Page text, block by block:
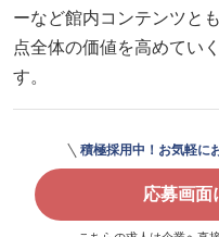
ーなど館内コンテンツと
点全体の価値を高めてい
す。
積極採用中！お気軽に
応募画面